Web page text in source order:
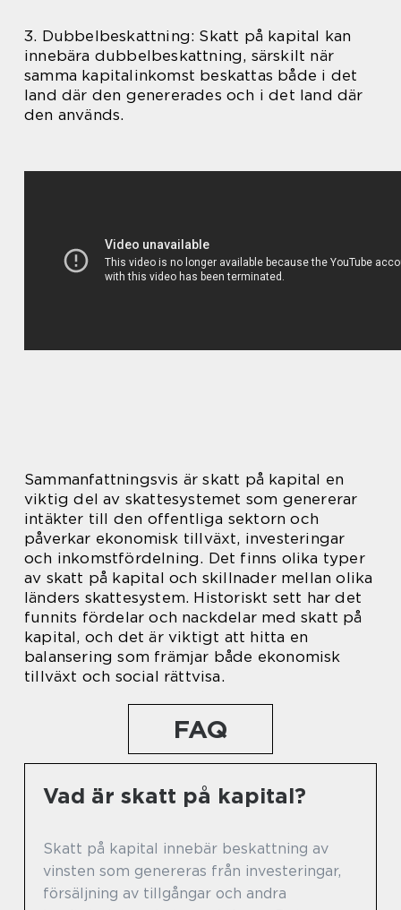
3. Dubbelbeskattning: Skatt på kapital kan
innebära dubbelbeskattning, särskilt när
samma kapitalinkomst beskattas både i det
land där den genererades och i det land där
den används.
Sammanfattningsvis är skatt på kapital en
viktig del av skattesystemet som genererar
intäkter till den offentliga sektorn och
påverkar ekonomisk tillväxt, investeringar
och inkomstfördelning. Det finns olika typer
av skatt på kapital och skillnader mellan olika
länders skattesystem. Historiskt sett har det
funnits fördelar och nackdelar med skatt på
kapital, och det är viktigt att hitta en
balansering som främjar både ekonomisk
tillväxt och social rättvisa.
FAQ
Vad är skatt på kapital?
Skatt på kapital innebär beskattning av
vinsten som genereras från investeringar,
försäljning av tillgångar och andra